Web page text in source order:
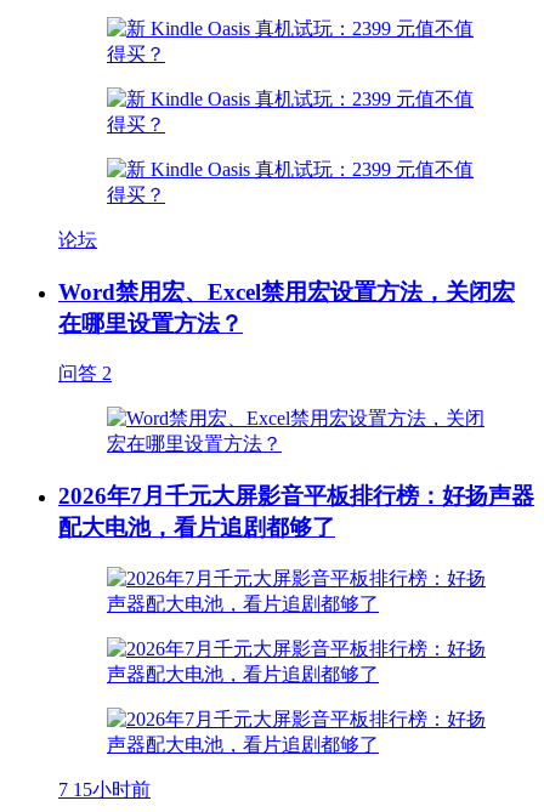
论坛
Word禁用宏、Excel禁用宏设置方法，关闭宏
在哪里设置方法？
问答 2
2026年7月千元大屏影音平板排行榜：好扬声器
配大电池，看片追剧都够了
7 15小时前